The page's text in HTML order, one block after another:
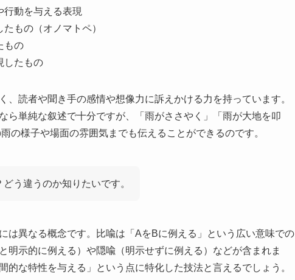
行動を与える表現
もの（オノマトペ）
もの
したもの
、読者や聞き手の感情や想像力に訴えかける力を持っています。
ら単純な叙述で十分ですが、「雨がささやく」「雨が大地を叩
の様子や場面の雰囲気までも伝えることができるのです。
う違うのか知りたいです。
は異なる概念です。比喩は「AをBに例える」という広い意味での
明示的に例える）や隠喩（明示せずに例える）などが含まれま
な特性を与える」という点に特化した技法と言えるでしょう。